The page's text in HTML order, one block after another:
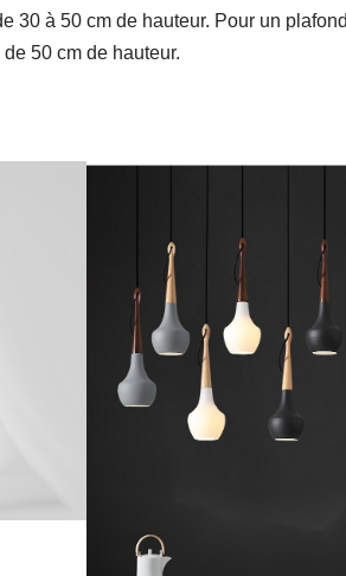
30 à 50 cm de hauteur. Pour un
50 cm de hauteur.